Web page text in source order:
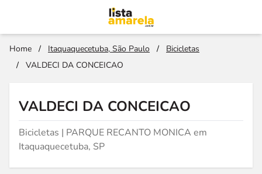
Home / Itaquaquecetuba, São Paulo /
Bicicletas
/
VALDECI DA CONCEICAO
VALDECI DA CONCEICAO
Bicicletas | PARQUE RECANTO MONICA em
Itaquaquecetuba, SP